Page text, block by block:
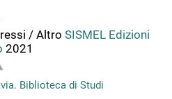
/ AltroSISMEL Edizioni
2021
Biblioteca di Studi